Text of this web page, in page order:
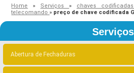
Home » Serviços» chaves
telecomando» preço de chave codificada
Serviços
Abertura de Fechaduras